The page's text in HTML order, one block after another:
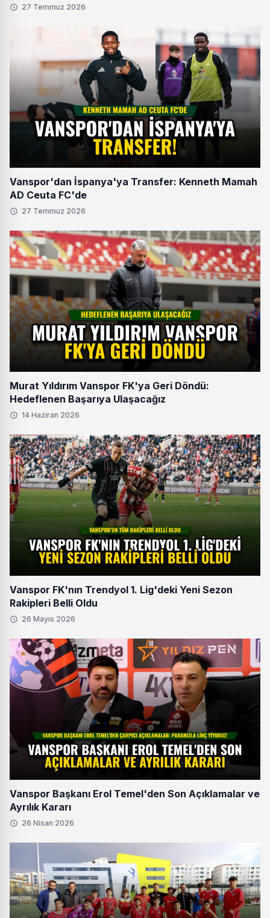
27 Temmuz 2026
Vanspor'dan İspanya'ya Transfer: Kenneth Mamah
AD Ceuta FC'de
27 Temmuz 2026
Murat Yıldırım Vanspor FK'ya Geri Döndü:
Hedeflenen Başarıya Ulaşacağız
14 Haziran 2026
Vanspor FK'nın Trendyol 1. Lig'deki Yeni Sezon
Rakipleri Belli Oldu
26 Mayıs 2026
Vanspor Başkanı Erol Temel'den Son Açıklamalar ve
Ayrılık Kararı
26 Nisan 2026